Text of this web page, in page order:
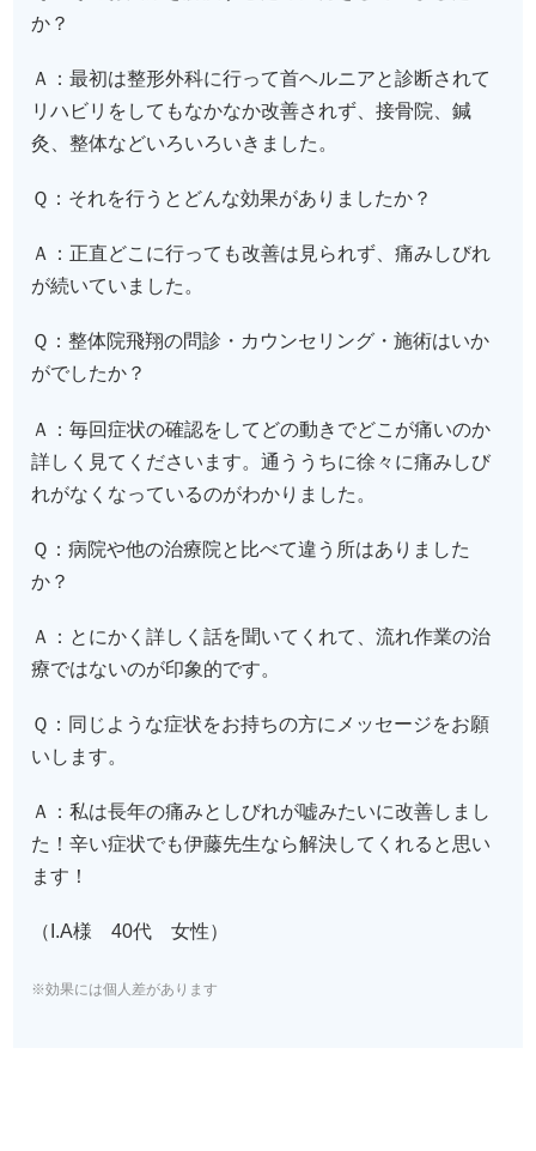
か？
Ａ：最初は整形外科に行って首ヘルニアと診断されて
リハビリをしてもなかなか改善されず、接骨院、鍼
灸、整体などいろいろいきました。
Ｑ：それを行うとどんな効果がありましたか？
Ａ：正直どこに行っても改善は見られず、痛みしびれ
が続いていました。
Ｑ：整体院飛翔の問診・カウンセリング・施術はいか
がでしたか？
Ａ：毎回症状の確認をしてどの動きでどこが痛いのか
詳しく見てくださいます。通ううちに徐々に痛みしび
れがなくなっているのがわかりました。
Ｑ：病院や他の治療院と比べて違う所はありました
か？
Ａ：とにかく詳しく話を聞いてくれて、流れ作業の治
療ではないのが印象的です。
Ｑ：同じような症状をお持ちの方にメッセージをお願
いします。
Ａ：私は長年の痛みとしびれが嘘みたいに改善しまし
た！辛い症状でも伊藤先生なら解決してくれると思い
ます！
（I.A様 40代 女性）
※効果には個人差があります